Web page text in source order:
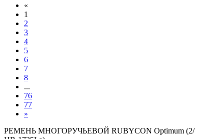
«
1
2
3
4
5
6
7
8
...
76
77
»
РЕМЕНЬ МНОГОРУЧЬЕВОЙ RUBYCON Optimum (2/